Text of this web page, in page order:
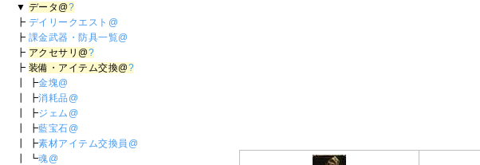
▼ データ@?
┣ デイリークエスト@
┣ 課金武器・防具一覧@
┣ アクセサリ@?
┣ 装備・アイテム交換@?
┃ ┣金塊@
┃ ┣消耗品@
┃ ┣ジェム@
┃ ┣藍宝石@
┃ ┣素材アイテム交換員@
┃ ┗魂@